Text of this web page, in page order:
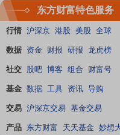
东方财富特色服务
行情 沪深京 港股 美股 全球
数据 资金 财报 研报 龙虎榜
社交 股吧 博客 组合 财富号
基金 数据 工具 资讯 导购
交易 沪深京交易 基金交易
产品 东方财富 天天基金 妙想